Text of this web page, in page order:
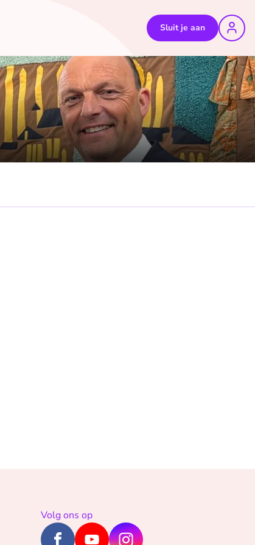
Sluit je aan
Volg ons op